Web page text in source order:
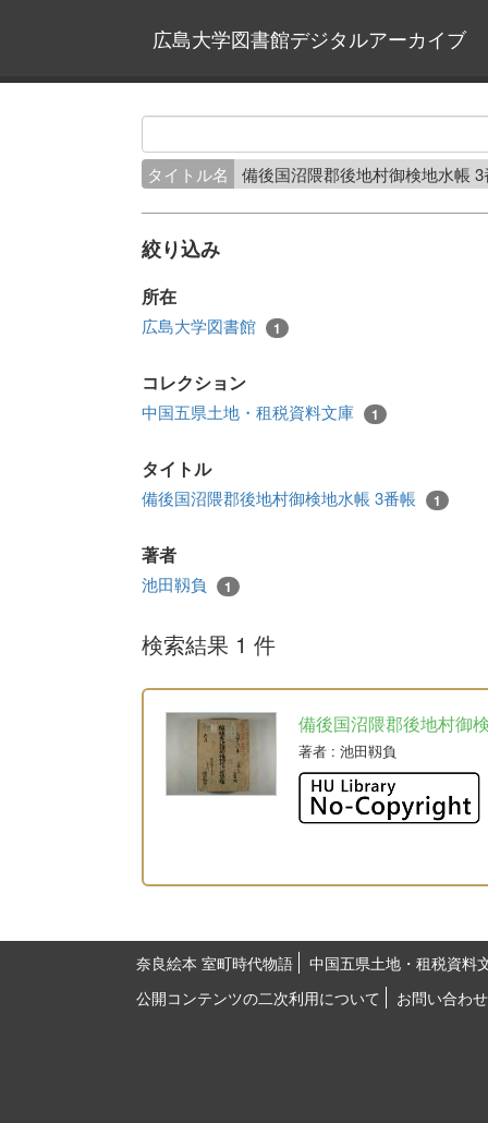
広島大学図書館デジタルアーカイブ
タイトル名 備後国沼隈郡後地村御検地水帳
絞り込み
所在
広島大学図書館 1
コレクション
中国五県土地・租税資料文庫 1
タイトル
備後国沼隈郡後地村御検地水帳 3番帳 1
著者
池田靱負 1
検索結果 1 件
備後国沼隈郡後地村御
著者 : 池田靱負
奈良絵本 室町時代物語
中国五県土地・租税資料
公開コンテンツの二次利用について
お問い合わせ